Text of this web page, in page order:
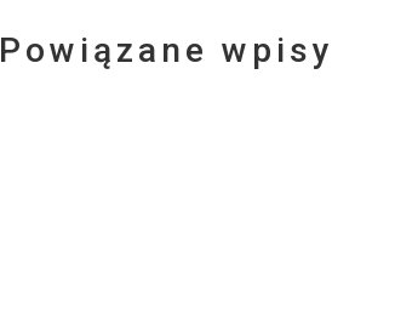
Powiązane wpisy